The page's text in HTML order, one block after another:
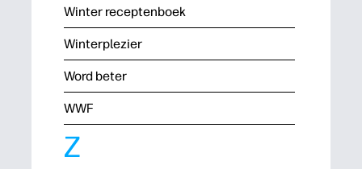
Winter receptenboek
Winterplezier
Word beter
WWF
Z